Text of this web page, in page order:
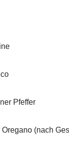
Pfeffer
(nach